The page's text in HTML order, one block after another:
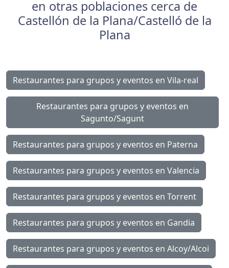
en otras poblaciones cerca de
Castellón de la Plana/Castelló de la
Plana
Restaurantes para grupos y eventos en Vila-real
Restaurantes para grupos y eventos en
Sagunto/Sagunt
Restaurantes para grupos y eventos en Paterna
Restaurantes para grupos y eventos en Valencia
Restaurantes para grupos y eventos en Torrent
Restaurantes para grupos y eventos en Gandia
Restaurantes para grupos y eventos en Alcoy/Alcoi